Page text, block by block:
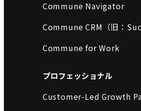
Commune Navigator
Commune CRM（旧：
Commune for Work
プロフェッショナル
Customer-Led Growth